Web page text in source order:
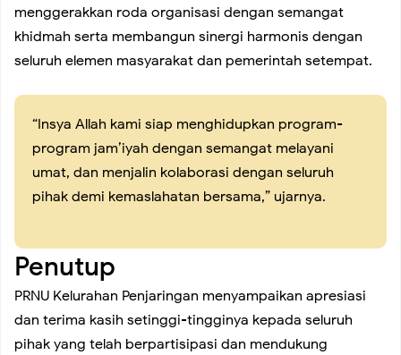
Kelurahan Terpantau Bebas Genangan
Menuju Langkah Pembuktian dan Pengabdian: FWJ
Indonesia Siap Mengukuhkan Pengurus Baru Periode
2026–2029
Tawuran dan Balap Liar Demi Jaga Kondusivitas Wilayah
Koramil 02/Tambora Tingkatkan Kewaspadaan Malam
menggerakkan roda organisasi dengan semangat
khidmah serta membangun sinergi harmonis dengan
seluruh elemen masyarakat dan pemerintah setempat.
“Insya Allah kami siap menghidupkan program-
program jam’iyah dengan semangat melayani
umat, dan menjalin kolaborasi dengan seluruh
pihak demi kemaslahatan bersama,” ujarnya.
Penutup
PRNU Kelurahan Penjaringan menyampaikan apresiasi
dan terima kasih setinggi-tingginya kepada seluruh
pihak yang telah berpartisipasi dan mendukung